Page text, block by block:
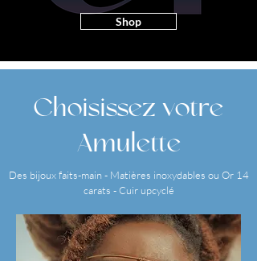
Shop
Choisissez votre
Amulette
Des bijoux faits-main - Matières inoxydables ou Or 14
carats - Cuir upcyclé